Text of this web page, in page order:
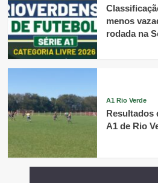
menos
rodada na
A1 Rio Verde
Resultados
A1 de Rio